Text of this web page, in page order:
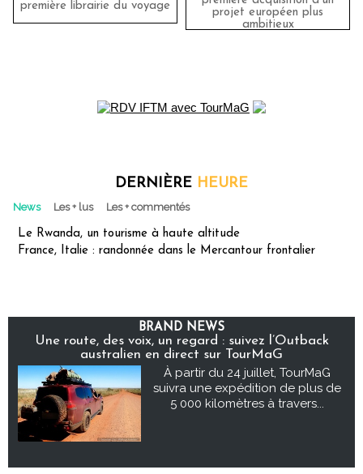
première librairie du voyage
projet européen plus
ambitieux
DERNIÈRE HEURE
News Les + lus Les + commentés
Le Rwanda, un tourisme à haute altitude
France, Italie : randonnée dans le Mercantour frontalier
BRAND NEWS
Une route, des voix, un regard : suivez l’Outback
australien en direct sur TourMaG
À partir du 24 juillet, TourMaG
suivra une expédition de plus de
5 000 kilomètres à travers...